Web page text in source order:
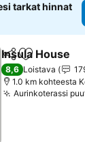
tarkat hinnat
Jaa Lisää
Insula House
8,6 Loistava
1.0 km kohteesta
Aurinkoterassi